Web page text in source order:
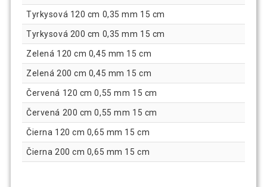
Tyrkysová 120 cm 0,35 mm 15 cm
Tyrkysová 200 cm 0,35 mm 15 cm
Zelená 120 cm 0,45 mm 15 cm
Zelená 200 cm 0,45 mm 15 cm
Červená 120 cm 0,55 mm 15 cm
Červená 200 cm 0,55 mm 15 cm
Čierna 120 cm 0,65 mm 15 cm
Čierna 200 cm 0,65 mm 15 cm